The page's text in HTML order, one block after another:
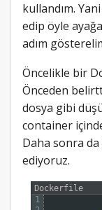
kullandım.
edip öyle
adım
Öncelikle bir
Önceden
dosya gibi
container
Daha sonra
ediyoruz.
Dockerfile
1